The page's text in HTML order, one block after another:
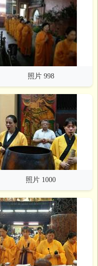
照片 998
照片 1000